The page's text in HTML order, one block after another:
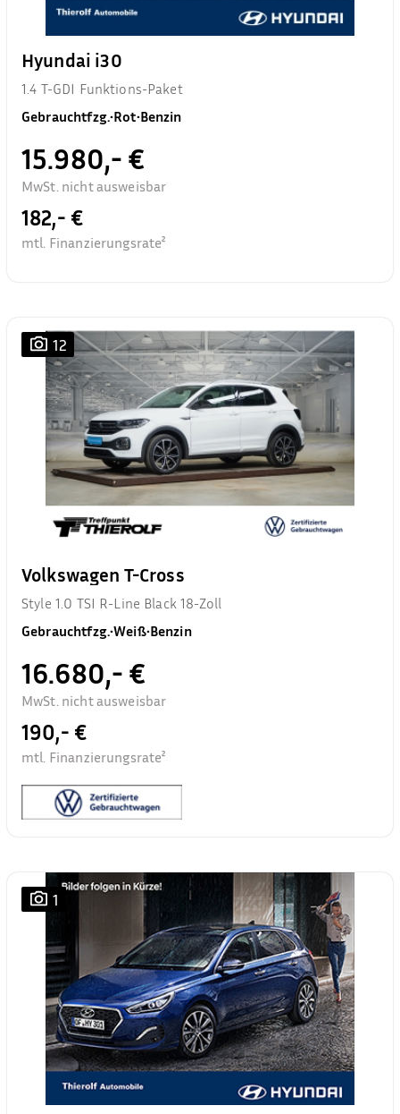
Hyundai i30
1.4 T-GDI Funktions-Paket
Gebrauchtfzg.•Rot•Benzin
15.980,- €
MwSt. nicht ausweisbar
182,- €
mtl. Finanzierungsrate²
12
Volkswagen T-Cross
Style 1.0 TSI R-Line Black 18-Zoll
Gebrauchtfzg.•Weiß•Benzin
16.680,- €
MwSt. nicht ausweisbar
190,- €
mtl. Finanzierungsrate²
1